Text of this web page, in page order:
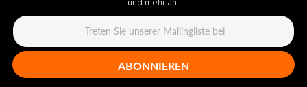
und mehr an.
ABONNIEREN